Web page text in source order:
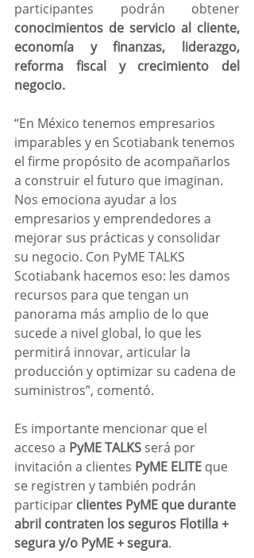
conocimientos de servicio al cliente,
economía y finanzas, liderazgo,
reforma fiscal y crecimiento del
negocio.
“En México tenemos empresarios
imparables y en Scotiabank tenemos
el firme propósito de acompañarlos
a construir el futuro que imaginan.
Nos emociona ayudar a los
empresarios y emprendedores a
mejorar sus prácticas y consolidar
su negocio. Con PyME TALKS
Scotiabank hacemos eso: les damos
recursos para que tengan un
panorama más amplio de lo que
sucede a nivel global, lo que les
permitirá innovar, articular la
producción y optimizar su cadena de
suministros”, comentó.
Es importante mencionar que el
acceso a PyME TALKS será por
invitación a clientes PyME ELITE que
se registren y también podrán
participar clientes PyME que durante
abril contraten los seguros Flotilla +
segura y/o PyME + segura.